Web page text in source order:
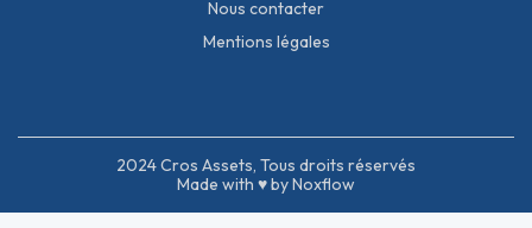
Nous contacter
Mentions légales
2024 Cros Assets, Tous droits réservés
Made with ♥ by Noxflow